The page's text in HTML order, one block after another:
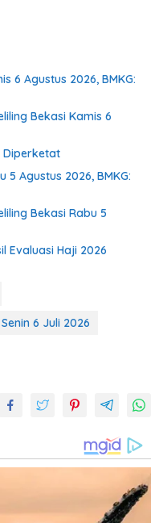
6 Agustus 2026, BMKG:
Bekasi Kamis 6
Diperketat
Agustus 2026, BMKG:
Bekasi Rabu 5
Evaluasi Haji 2026
Senin 6 Juli 2026